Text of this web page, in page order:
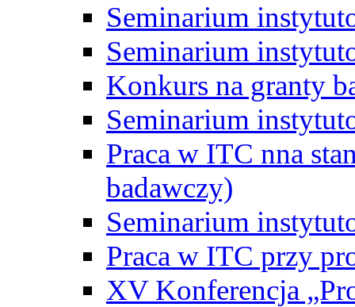
Seminarium
Seminarium
Konkurs na granty
Seminarium
Praca w ITC nna
badawczy)
Seminarium
Praca w ITC przy
XV Konferencja